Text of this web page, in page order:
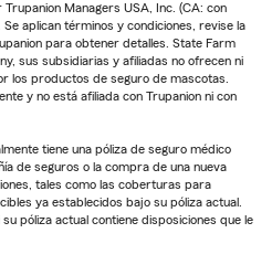
Managers USA, Inc. (CA: con
Se aplican términos y condiciones, revise la
para obtener detalles. State Farm
sus subsidiarias y afiliadas no ofrecen ni
los productos de seguro de mascotas.
y no está afiliada con Trupanion ni con
tiene una póliza de seguro médico
de seguros o la compra de una nueva
tales como las coberturas para
ya establecidos bajo su póliza actual.
póliza actual contiene disposiciones que le